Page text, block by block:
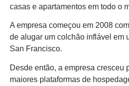
casas e apartamentos em todo o
A empresa começou em 2008
de alugar um colchão inflável em
San Francisco.
Desde então, a empresa cresceu
maiores plataformas de